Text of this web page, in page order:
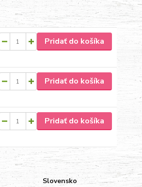
Pridať do košíka
Pridať do košíka
Pridať do košíka
Slovensko